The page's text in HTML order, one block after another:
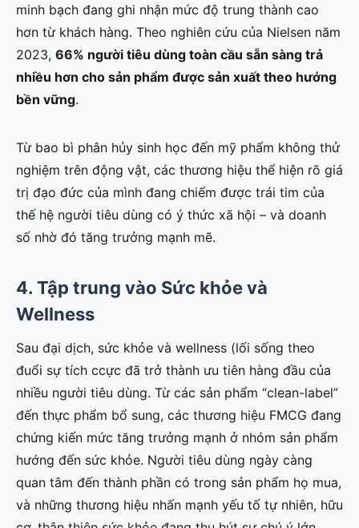
minh bạch đang ghi nhận mức độ trung thành cao
hơn từ khách hàng. Theo nghiên cứu của Nielsen năm
2023, 66% người tiêu dùng toàn cầu sẵn sàng trả
nhiều hơn cho sản phẩm được sản xuất theo hướng
bền vững.
Từ bao bì phân hủy sinh học đến mỹ phẩm không thử
nghiệm trên động vật, các thương hiệu thể hiện rõ giá
trị đạo đức của mình đang chiếm được trái tim của
thế hệ người tiêu dùng có ý thức xã hội – và doanh
số nhờ đó tăng trưởng mạnh mẽ.
4. Tập trung vào Sức khỏe và
Wellness
Sau đại dịch, sức khỏe và wellness (lối sống theo
đuổi sự tích ccực đã trở thành ưu tiên hàng đầu của
nhiều người tiêu dùng. Từ các sản phẩm “clean-label”
đến thực phẩm bổ sung, các thương hiệu FMCG đang
chứng kiến mức tăng trưởng mạnh ở nhóm sản phẩm
hướng đến sức khỏe. Người tiêu dùng ngày càng
quan tâm đến thành phần có trong sản phẩm họ mua,
và những thương hiệu nhấn mạnh yếu tố tự nhiên, hữu